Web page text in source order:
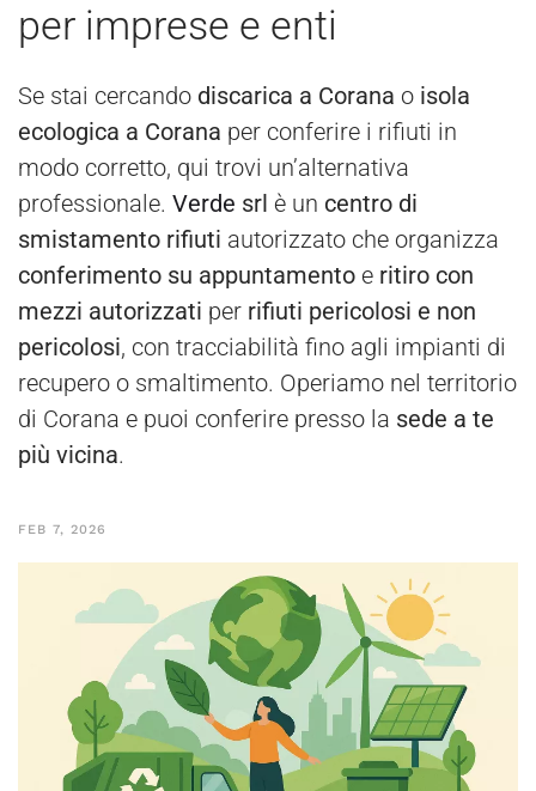
per imprese e enti
Se stai cercando discarica a Corana o isola
ecologica a Corana per conferire i rifiuti in
modo corretto, qui trovi un’alternativa
professionale. Verde srl è un centro di
smistamento rifiuti autorizzato che organizza
conferimento su appuntamento e ritiro con
mezzi autorizzati per rifiuti pericolosi e non
pericolosi, con tracciabilità fino agli impianti di
recupero o smaltimento. Operiamo nel territorio
di Corana e puoi conferire presso la sede a te
più vicina.
FEB 7, 2026